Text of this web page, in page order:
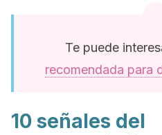
Te puede
recomendada para
10 señales del